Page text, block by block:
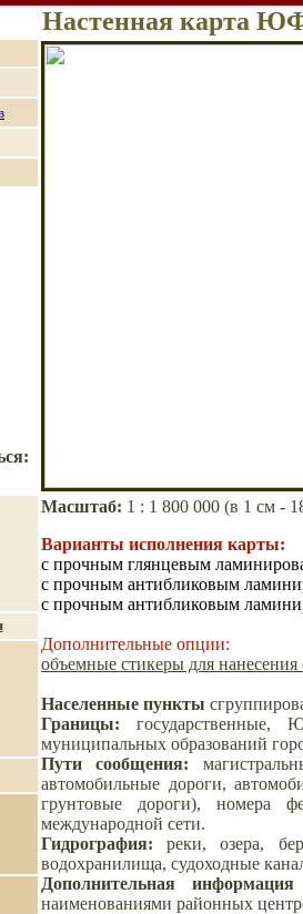
Настенная карта
Масштаб: 1 : 1 800 000 (в 1 см -
Варианты исполнения карты:
с прочным глянцевым
с прочным антибликовым
с прочным антибликовым
Дополнительные опции:
объемные стикеры для нанесения
Населенные пункты
Границы:
муниципальных образований
Пути сообщения:
автомобильные дороги,
грунтовые дороги), номера
международной сети.
Гидрография: реки, озера,
водохранилища, судоходные
Дополнительная информация
наименованиями районных